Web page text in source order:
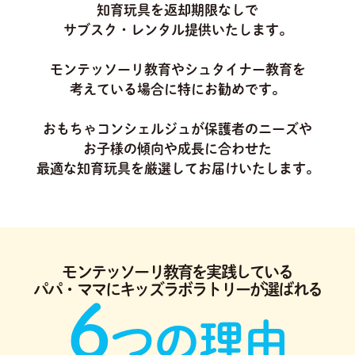
知育玩具を返却期限なしで
サブスク・レンタル提供いたします。
モンテッソーリ教育やシュタイナー教育を
考えている場合に特にお勧めです。
おもちゃコンシェルジュが保護者のニーズや
お子様の傾向や成長に合わせた
最適な知育玩具を厳選してお届けいたします。
モンテッソーリ教育を実践している
パパ・ママにキッズラボラトリーが選ばれる
6つの理由